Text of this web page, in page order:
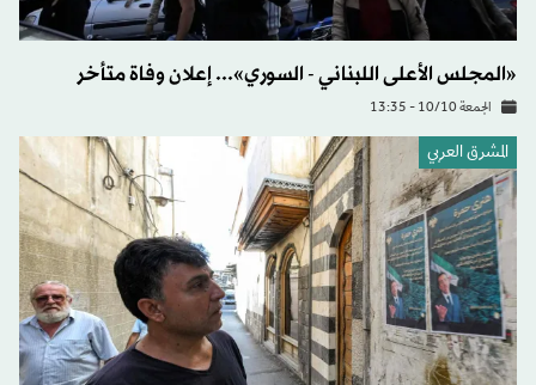
«المجلس الأعلى اللبناني - السوري»... إعلان وفاة متأخر
الجمعة 10/10 - 13:35
المشرق العربي